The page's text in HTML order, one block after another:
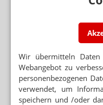
Wir übermitteln
Webangebot zu
personenbezogenen
verwendet, um
speichern und /oder
REZEPTFÄLSCHUNG
REISEAPOTHEKE
Medikamente im
gefälscht“